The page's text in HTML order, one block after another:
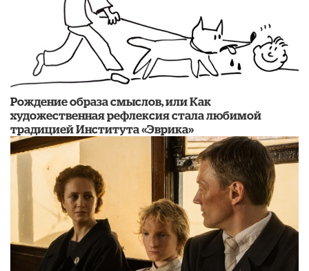
Рождение образа смыслов, или Как
художественная рефлексия стала любимой
традицией Института «Эврика»